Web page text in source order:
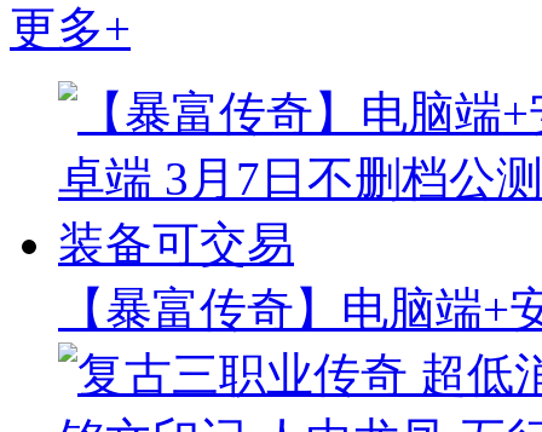
更多+
【暴富传奇】电脑端+